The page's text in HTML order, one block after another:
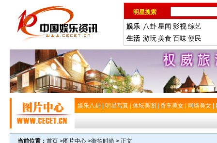
明星搜索
娱乐 八卦星闻 影视综艺
生活 游玩 美食 百味便民
娱乐八卦 明星写真 体坛美图 香车美女 网络美女
当前位置： 首页 >图片中心 >街拍时尚 > 正文